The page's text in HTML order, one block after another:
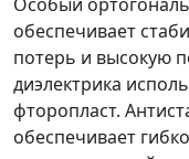
обеспечивает
потерь и высокую
диэлектрика
фторопласт.
обеспечивает